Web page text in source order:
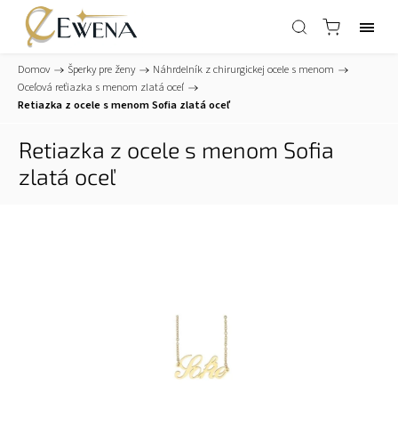
Domov / Šperky pre ženy / Náhrdelník z chirurgickej ocele s menom /
Oceľová reťiazka s menom zlatá oceľ /
Retiazka z ocele s menom Sofia zlatá oceľ
Retiazka z ocele s menom Sofia
zlatá oceľ